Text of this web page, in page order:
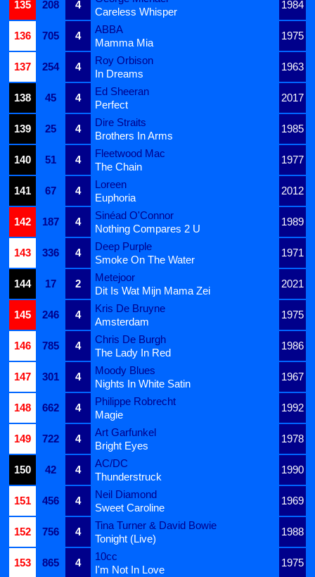
135 208 4 1984
Careless Whisper
136
705 4
ABBA
1975
Mamma Mia
137
254 4
Roy Orbison
1963
In Dreams
138
45 4
Ed Sheeran
2017
Perfect
139
25 4
Dire Straits
1985
Brothers In Arms
140
51 4
Fleetwood Mac
1977
The Chain
141
67 4
Loreen
2012
Euphoria
142
187 4
Sinéad O'Connor
1989
Nothing Compares 2 U
143
336 4
Deep Purple
1971
Smoke On The Water
144
17 2
Metejoor
2021
Dit Is Wat Mijn Mama Zei
145
246 4
Kris De Bruyne
1975
Amsterdam
146
785 4
Chris De Burgh
1986
The Lady In Red
147
301 4
Moody Blues
1967
Nights In White Satin
148
662 4
Philippe Robrecht
1992
Magie
149
722 4
Art Garfunkel
1978
Bright Eyes
150
42 4
AC/DC
1990
Thunderstruck
151
456 4
Neil Diamond
1969
Sweet Caroline
152
756 4
Tina Turner & David Bowie
1988
Tonight (Live)
153
865 4
10cc
1975
I'm Not In Love